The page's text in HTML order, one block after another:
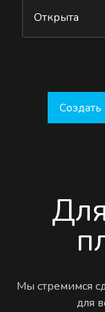
Открыта
Создать
Мы стремимся
для